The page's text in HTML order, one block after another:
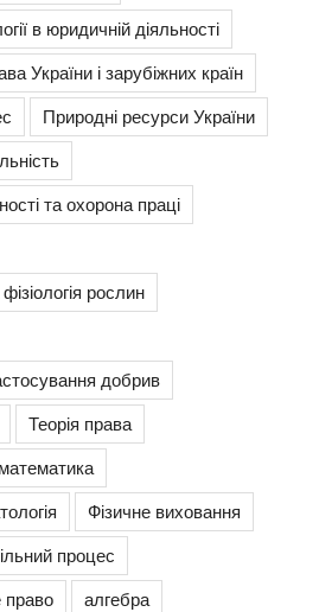
в юридичній діяльності
України і зарубіжних країн
Природні ресурси України
та охорона праці
фізіологія рослин
добрив
Теорія права
математика
Фізичне виховання
процес
право
алгебра